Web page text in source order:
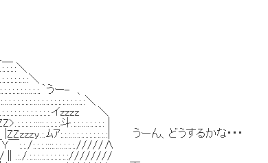
＼
＼
｀うー- 、
＼
イzzzz ＼
.:.:.:.:.:.:.:.: |
うーん、どうするかな・・・
∧
.:.:.:.:.:.:.:.:.:.:////////